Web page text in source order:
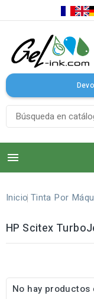

Inicio Tinta Por
HP Scitex
No hay